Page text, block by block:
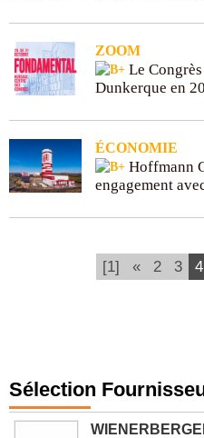
ZOOM
Le
Dunkerque en
ÉCONOMIE
Hoffmann
engagement
[1] « 2 3 4
Sélection